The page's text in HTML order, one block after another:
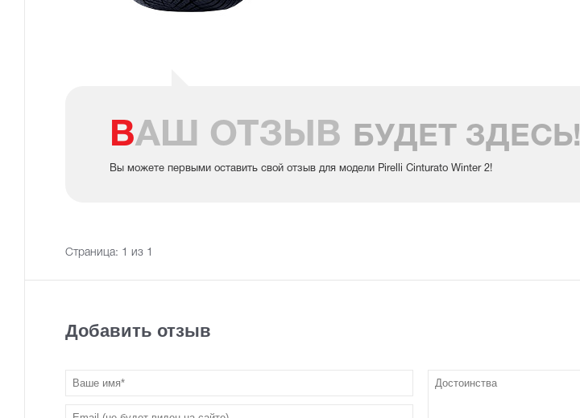
ВАШ ОТЗЫВ БУДЕТ ЗДЕСЬ!
Вы можете первыми оставить свой отзыв для модели Pirelli Cinturato Winter 2!
Страница: 1 из 1
Добавить отзыв